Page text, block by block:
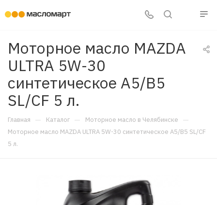
Моторное масло MAZDA
ULTRA 5W-30
синтетическое A5/B5
SL/CF 5 л.
Главная — Каталог — Моторное масло в Челябинске —
Моторное масло MAZDA ULTRA 5W-30 синтетическое A5/B5 SL/CF
5 л.